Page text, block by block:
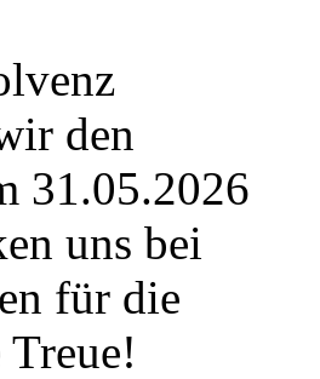
den
31.05.2026
uns bei
für die